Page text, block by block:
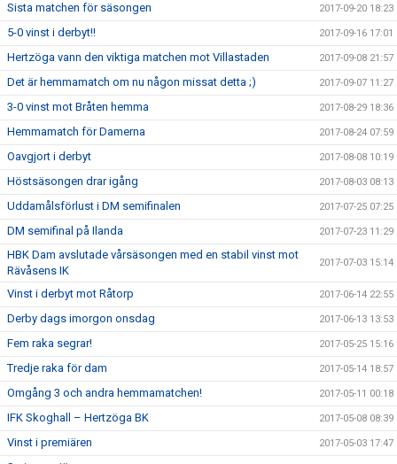
Sista matchen för säsongen 2017-09-20 18:23
5-0 vinst i derbyt!! 2017-09-16 17:01
Hertzöga vann den viktiga matchen mot Villastaden 2017-09-08 21:57
Det är hemmamatch om nu någon missat detta ;) 2017-09-07 11:27
3-0 vinst mot Bråten hemma 2017-08-29 18:36
Hemmamatch för Damerna 2017-08-24 07:59
Oavgjort i derbyt 2017-08-08 10:19
Höstsäsongen drar igång 2017-08-03 08:13
Uddamålsförlust i DM semifinalen 2017-07-25 07:25
DM semifinal på Ilanda 2017-07-23 11:29
HBK Dam avslutade vårsäsongen med en stabil vinst mot
Rävåsens IK
2017-07-03 15:14
Vinst i derbyt mot Råtorp 2017-06-14 22:55
Derby dags imorgon onsdag 2017-06-13 13:53
Fem raka segrar! 2017-05-25 15:16
Tredje raka för dam 2017-05-14 18:57
Omgång 3 och andra hemmamatchen! 2017-05-11 00:18
IFK Skoghall – Hertzöga BK 2017-05-08 08:39
Vinst i premiären 2017-05-03 17:47